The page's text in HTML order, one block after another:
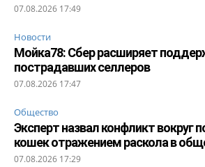
07.08.2026 17:49
Новости
Мойка78: Сбер расширяет
пострадавших селлеров
07.08.2026 17:47
Общество
Эксперт назвал конфликт вокруг
кошек отражением раскола в
07.08.2026 17:29